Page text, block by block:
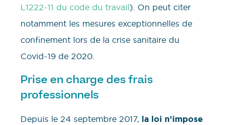
L1222-11 du code du travail). On peut citer
notamment les mesures exceptionnelles de
confinement lors de la crise sanitaire du
Covid-19 de 2020.
Prise en charge des frais
professionnels
Depuis le 24 septembre 2017, la loi n’impose